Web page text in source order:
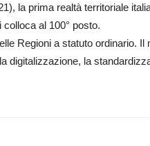
la prima realtà territoriale
al 100° posto.
Regioni a statuto ordinario. Il
digitalizzazione, la